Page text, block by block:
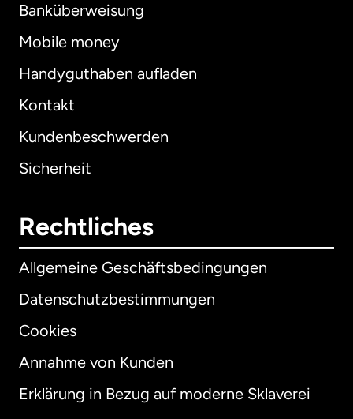
Banküberweisung
Mobile money
Handyguthaben aufladen
Kontakt
Kundenbeschwerden
Sicherheit
Rechtliches
Allgemeine Geschäftsbedingungen
Datenschutzbestimmungen
Cookies
Annahme von Kunden
Erklärung in Bezug auf moderne Sklaverei
International English